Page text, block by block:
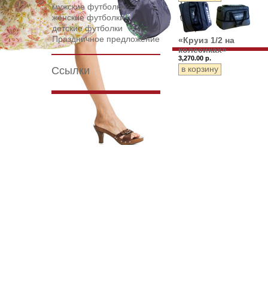
мужские футболки
женские футболки
детские футболки
Праздничное предложение
Ссылки
«Круиз 1/2 на
колесиках»
3,270.00 р.